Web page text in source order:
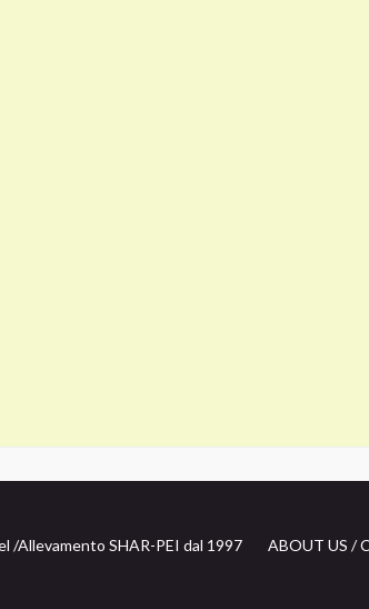
/Allevamento SHAR-PEI dal 1997 ABOUT US /